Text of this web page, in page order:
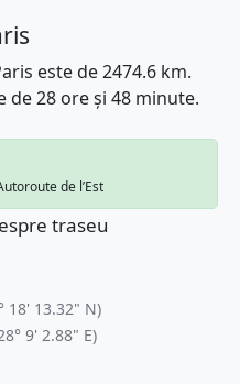
este de 2474.6 km.
de 28 ore și 48 minute.
de l’Est
traseu
18' 13.32" N)
9' 2.88" E)